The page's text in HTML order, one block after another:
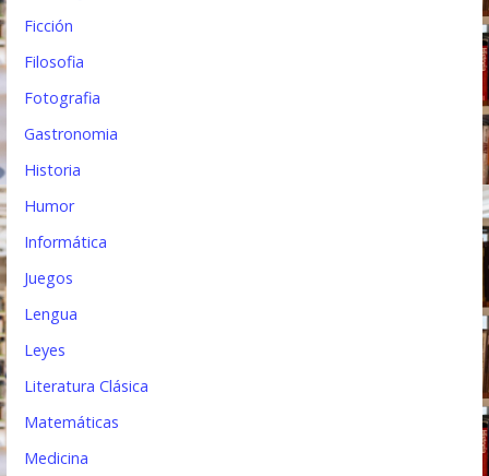
Ficción
Filosofia
Fotografia
Gastronomia
Historia
Humor
Informática
Juegos
Lengua
Leyes
Literatura Clásica
Matemáticas
Medicina